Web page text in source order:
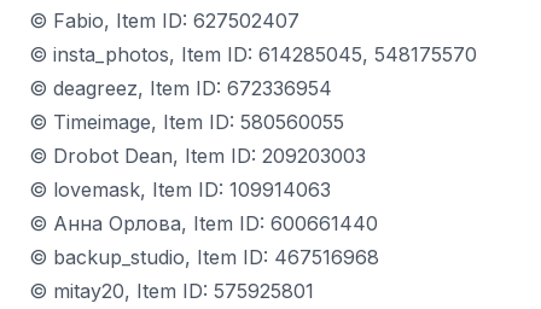
© Fabio, Item ID: 627502407
© insta_photos, Item ID: 614285045, 548175570
© deagreez, Item ID: 672336954
© Timeimage, Item ID: 580560055
© Drobot Dean, Item ID: 209203003
© lovemask, Item ID: 109914063
© Анна Орлова, Item ID: 600661440
© backup_studio, Item ID: 467516968
© mitay20, Item ID: 575925801